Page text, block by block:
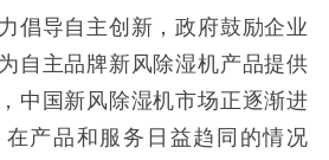
导自主创新，政府鼓励企业
自主品牌新风除湿机产品提供
中国新风除湿机市场正逐渐进
在产品和服务日益趋同的情况